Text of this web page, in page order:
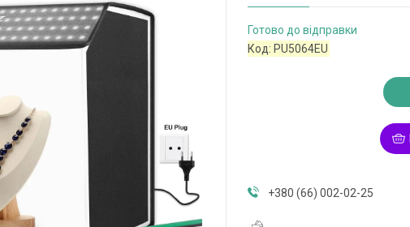
Готово до відправки
Код: PU5064EU
+380 (66) 002-02-25